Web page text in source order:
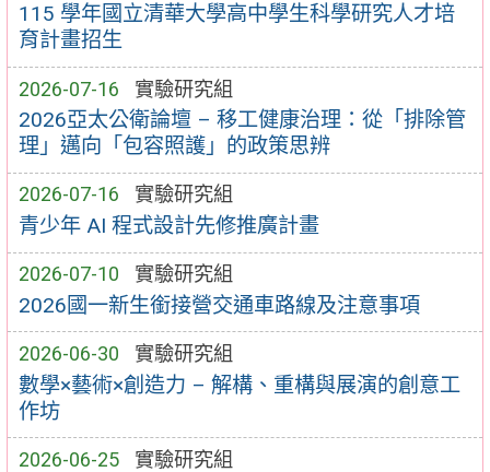
115 學年國立清華大學高中學生科學研究人才培
育計畫招生
2026-07-16 實驗研究組
2026亞太公衛論壇 – 移工健康治理：從「排除管
理」邁向「包容照護」的政策思辨
2026-07-16 實驗研究組
青少年 AI 程式設計先修推廣計畫
2026-07-10 實驗研究組
2026國一新生銜接營交通車路線及注意事項
2026-06-30 實驗研究組
數學×藝術×創造力 – 解構、重構與展演的創意工
作坊
2026-06-25 實驗研究組